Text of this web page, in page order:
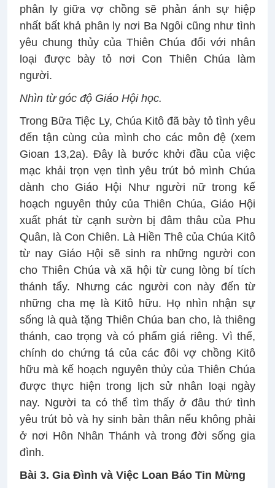
phân ly giữa vợ chồng sẽ phản ánh sự hiệp
nhất bất khả phân ly nơi Ba Ngôi cũng như tình
yêu chung thủy của Thiên Chúa đối với nhân
loại được bày tỏ nơi Con Thiên Chúa làm
người.
Nhìn từ góc độ Giáo Hội học.
Trong Bữa Tiệc Ly, Chúa Kitô đã bày tỏ tình yêu
đến tận cùng của mình cho các môn đệ (xem
Gioan 13,2a). Đây là bước khởi đầu của việc
mạc khải trọn vẹn tình yêu trút bỏ mình Chúa
dành cho Giáo Hội Như người nữ trong kế
hoạch nguyên thủy của Thiên Chúa, Giáo Hội
xuất phát từ cạnh sườn bị đâm thâu của Phu
Quân, là Con Chiên. Là Hiền Thê của Chúa Kitô
từ nay Giáo Hội sẽ sinh ra những người con
cho Thiên Chúa và xã hội từ cung lòng bí tích
thánh tẩy. Nhưng các người con này đến từ
những cha mẹ là Kitô hữu. Họ nhìn nhận sự
sống là quà tặng Thiên Chúa ban cho, là thiêng
thánh, cao trọng và có phẩm giá riêng. Vì thế,
chính do chứng tá của các đôi vợ chồng Kitô
hữu mà kế hoạch nguyên thủy của Thiên Chúa
được thực hiện trong lịch sử nhân loại ngày
nay. Người ta có thể tìm thấy ở đâu thứ tình
yêu trút bỏ và hy sinh bản thân nếu không phải
ở nơi Hôn Nhân Thánh và trong đời sống gia
đình.
Bài 3. Gia Đình và Việc Loan Báo Tin Mừng